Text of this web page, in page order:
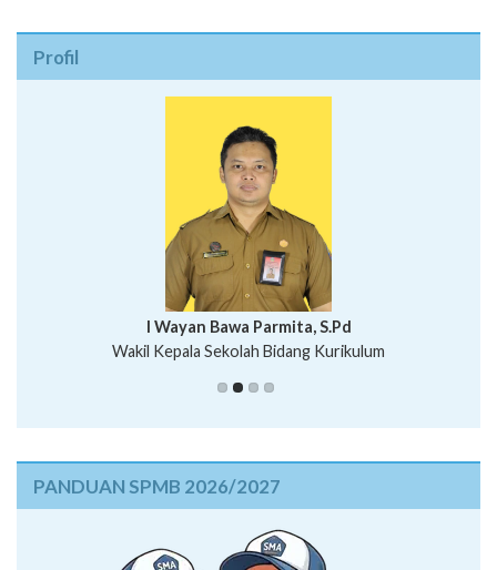
Profil
Putu Suhartana, S.Pd.
I Wayan Bawa Parmita, S.Pd
Wakil Kepala Sekolah Bidang Kurikulum
I Wayan Gede Aditya Pratita, S.Pd., M.Sn
Ni Wayan Nopi Sutantri, S.Pd.
PANDUAN SPMB 2026/2027